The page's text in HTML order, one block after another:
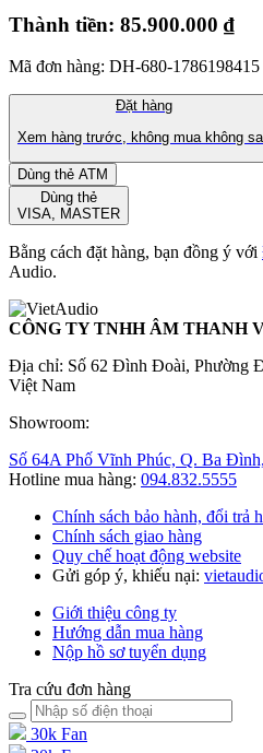
Thành tiền: 85.900.000 ₫
Mã đơn hàng: DH-680-1786198415
Đặt hàng
Xem hàng trước, không mua không
Dùng thẻ ATM
Dùng thẻ
VISA, MASTER
Bằng cách đặt hàng, bạn đồng ý với
Audio.
CÔNG TY TNHH ÂM THANH
Địa chỉ: Số 62 Đình Đoài, Phường
Việt Nam
Showroom:
Số 64A Phố Vĩnh Phúc, Q. Ba
Hotline mua hàng: 094.832.5555
Chính sách bảo hành, đổi trả
Chính sách giao hàng
Quy chế hoạt động website
Gửi góp ý, khiếu nại:
Giới thiệu công ty
Hướng dẫn mua hàng
Nộp hồ sơ tuyển dụng
Tra cứu đơn hàng
30k Fan